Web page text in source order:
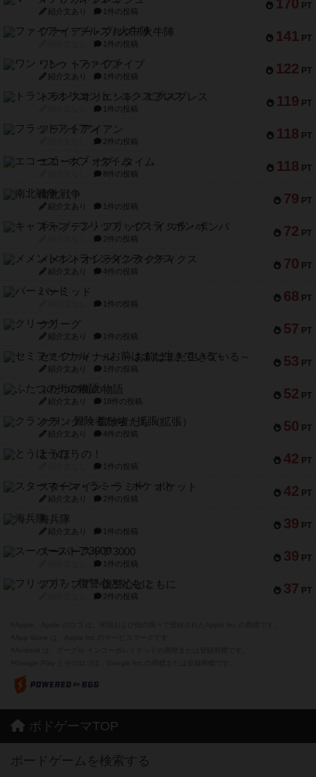
170 PT
紹介文あり 1件の投稿
141 PT
ファイアー・ブルズ / 火牛陣
1件の投稿
122 PT
ワン・トゥ・ファイブ
紹介文あり 1件の投稿
119 PT
トランスオリエント・エクスプレス
1件の投稿
118 PT
フラットアイアン
2件の投稿
118 PT
エコーズ・オブ・タイム
8件の投稿
79 PT
南北戦争
紹介文あり 1件の投稿
72 PT
キャプテン・フリップ：イスラ・ボンバ
2件の投稿
70 PT
メメントオンラインタクティクス
紹介文あり 4件の投稿
68 PT
パーミッド
1件の投稿
57 PT
クリーグ
紹介文あり 1件の投稿
53 PT
セミファイナル ～お前はまだ生きている～
紹介文あり 1件の投稿
52 PT
ふたつの街の物語
紹介文あり 18件の投稿
50 PT
クランク! ：冒険者たち（拡張）
紹介文あり 4件の投稿
42 PT
とうほうの！
1件の投稿
42 PT
スターマイン・ラミー ポケット
紹介文あり 2件の投稿
39 PT
海兵隊
紹介文あり 1件の投稿
39 PT
スーパーストア3000
1件の投稿
37 PT
フリップ７：復讐心とともに
2件の投稿
ボドゲーマTOP
ボードゲームを検索する